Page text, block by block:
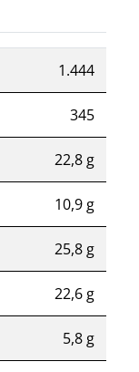
1.444
345
22,8 g
10,9 g
25,8 g
22,6 g
5,8 g